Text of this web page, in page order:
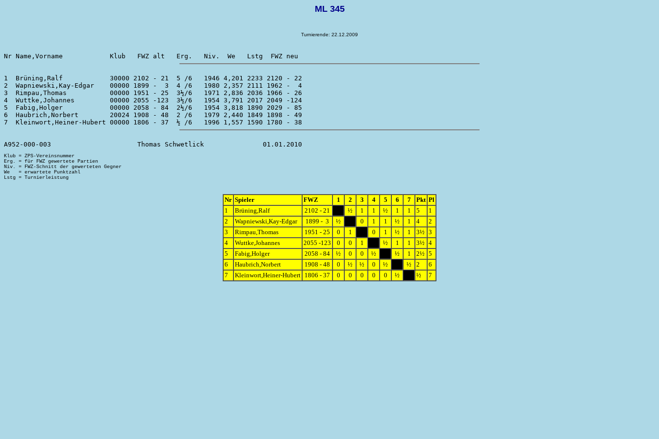
ML 345
Turnierende: 22.12.2009
1  Brüning,Ralf            30000 2102 - 21  5 /6   1946 4,201 2233 2120 - 22
2  Wapniewski,Kay-Edgar    00000 1899 -  3  4 /6   1980 2,357 2111 1962 -  4
3  Rimpau,Thomas           00000 1951 - 25  3½/6   1971 2,836 2036 1966 - 26
4  Wuttke,Johannes         00000 2055 -123  3½/6   1954 3,791 2017 2049 -124
5  Fabig,Holger            00000 2058 - 84  2½/6   1954 3,818 1890 2029 - 85
6  Haubrich,Norbert        20024 1908 - 48  2 /6   1979 2,440 1849 1898 - 49
Klub = ZPS-Vereinsnummer
Erg. = für FWZ gewertete Partien
Niv. = FWZ-Schnitt der gewerteten Gegner
We   = erwartete Punktzahl
Nr Spieler FWZ 1 2 3 4 5 6 7 Pkt Pl
1
Brüning,Ralf 2102 - 21 ½ 1 1 ½ 1 1 5
1
2
Wapniewski,Kay-Edgar 1899 - 3 ½ 0 1 1 ½ 1 4
2
3
Rimpau,Thomas 1951 - 25 0 1 0 1 ½ 1 3½ 3
4
Wuttke,Johannes 2055 -123 0 0 1 ½ 1 1 3½ 4
5
Fabig,Holger 2058 - 84 ½ 0 0 ½ ½ 1 2½ 5
6
Haubrich,Norbert 1908 - 48 0 ½ ½ 0 ½ ½ 2
6
7
Kleinwort,Heiner-Hubert 1806 - 37 0 0 0 0 0 ½ ½ 7